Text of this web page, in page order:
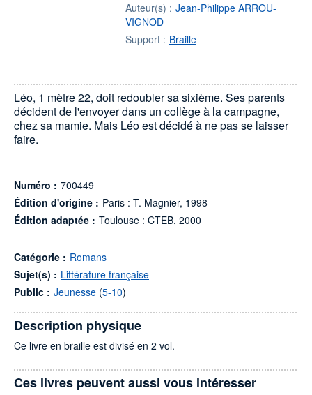
Auteur(s) : Jean-Philippe ARROU-
VIGNOD
Support : Braille
Léo, 1 mètre 22, doit redoubler sa sixième. Ses parents
décident de l'envoyer dans un collège à la campagne,
chez sa mamie. Mais Léo est décidé à ne pas se laisser
faire.
Numéro : 700449
Édition d'origine : Paris : T. Magnier, 1998
Édition adaptée : Toulouse : CTEB, 2000
Catégorie : Romans
Sujet(s) : Littérature française
Public : Jeunesse (5-10)
Description physique
Ce livre en braille est divisé en 2 vol.
Ces livres peuvent aussi vous intéresser